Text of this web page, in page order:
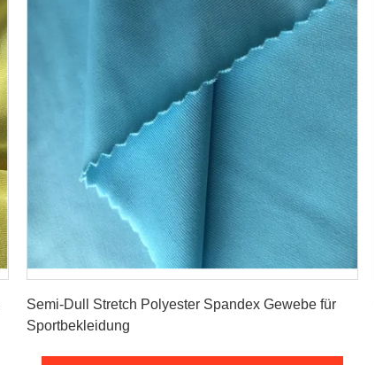
Semi-Dull Stretch Polyester Spandex Gewebe für
Sportbekleidung